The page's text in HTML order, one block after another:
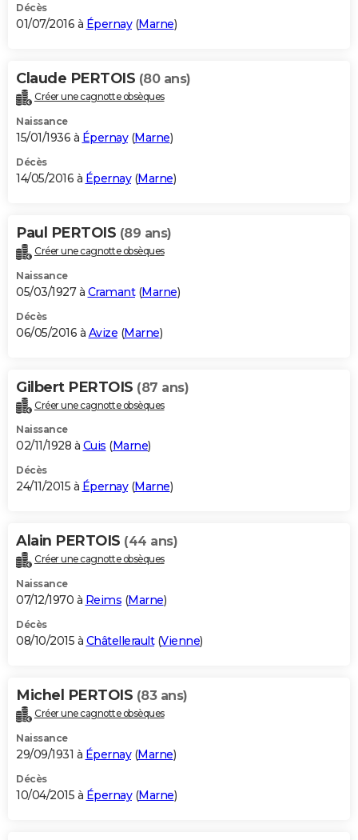
Décès
01/07/2016 à Épernay(Marne)
Claude PERTOIS (80 ans)
Créer une cagnotte obsèques
Naissance
15/01/1936 à Épernay(Marne)
Décès
14/05/2016 à Épernay(Marne)
Paul PERTOIS (89 ans)
Créer une cagnotte obsèques
Naissance
05/03/1927 à Cramant(Marne)
Décès
06/05/2016 à Avize (Marne)
Gilbert PERTOIS (87 ans)
Créer une cagnotte obsèques
Naissance
02/11/1928 à Cuis (Marne)
Décès
24/11/2015 à Épernay(Marne)
Alain PERTOIS (44 ans)
Créer une cagnotte obsèques
Naissance
07/12/1970 à Reims (Marne)
Décès
08/10/2015 à Châtellerault(Vienne)
Michel PERTOIS (83 ans)
Créer une cagnotte obsèques
Naissance
29/09/1931 à Épernay(Marne)
Décès
10/04/2015 à Épernay(Marne)